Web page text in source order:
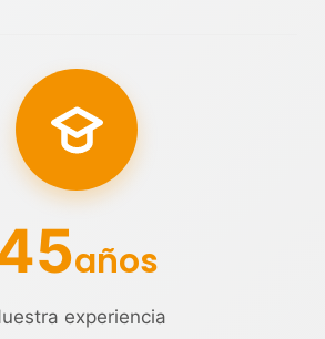
años
experiencia